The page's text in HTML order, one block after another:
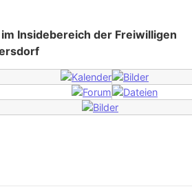
Insidebereich der Freiwilligen